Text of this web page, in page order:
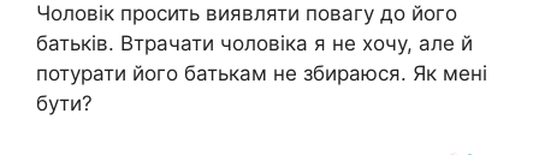
Чоловік просить виявляти повагу до його
батьків. Втрачати чоловіка я не хочу, але й
потурати його батькам не збираюся. Як мені
бути?